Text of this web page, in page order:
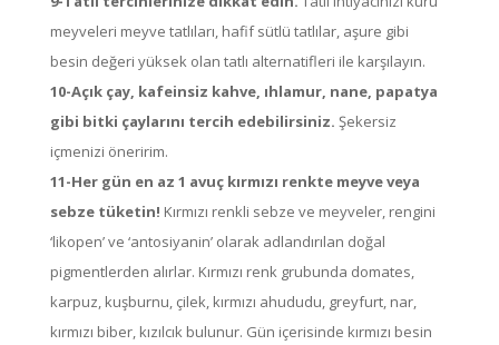
meyveleri meyve tatlıları, hafif sütlü tatlılar, aşure gibi
besin değeri yüksek olan tatlı alternatifleri ile karşılayın.
10-Açık çay, kafeinsiz kahve, ıhlamur, nane, papatya
gibi bitki çaylarını tercih edebilirsiniz. Şekersiz
içmenizi öneririm.
11-Her gün en az 1 avuç kırmızı renkte meyve veya
sebze tüketin! Kırmızı renkli sebze ve meyveler, rengini
‘likopen’ ve ‘antosiyanin’ olarak adlandırılan doğal
pigmentlerden alırlar. Kırmızı renk grubunda domates,
karpuz, kuşburnu, çilek, kırmızı ahududu, greyfurt, nar,
kırmızı biber, kızılcık bulunur. Gün içerisinde kırmızı besin